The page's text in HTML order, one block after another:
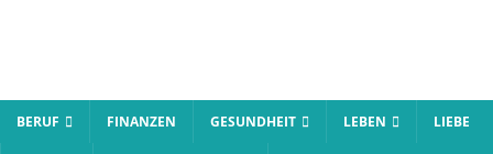
BERUF FINANZEN GESUNDHEIT LEBEN LIEBE